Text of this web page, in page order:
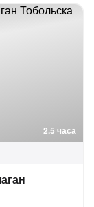
2.5 часа